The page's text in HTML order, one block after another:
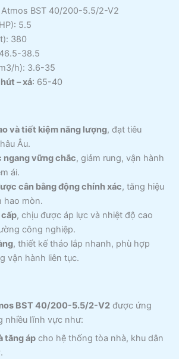
Atmos BST 40/200-5.5/2-V2
5.5
380
38.5
h): 3.6-35
– xả: 65-40
và tiết kiệm năng lượng, đạt tiêu
Âu.
ngang vững chắc, giảm rung, vận hành
ái.
cân bằng động chính xác, tăng hiệu
hao mòn.
, chịu được áp lực và nhiệt độ cao
công nghiệp.
, thiết kế tháo lắp nhanh, phù hợp
vận hành liên tục.
BST 40/200-5.5/2-V2 được ứng
nhiều lĩnh vực như:
tăng ápcho hệ thống tòa nhà, khu dân